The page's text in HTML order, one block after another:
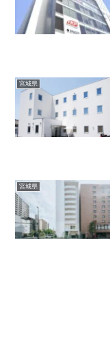
宮城県
宮城県